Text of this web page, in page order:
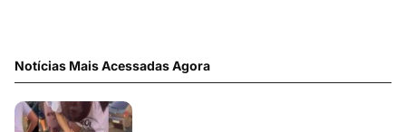
Notícias Mais Acessadas Agora